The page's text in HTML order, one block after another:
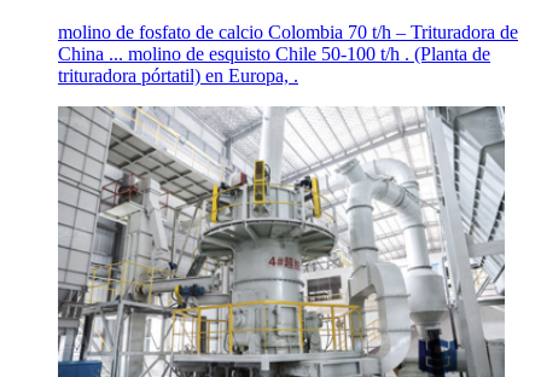
molino de fosfato de calcio Colombia 70 t/h – Trituradora de
China ... molino de esquisto Chile 50-100 t/h . (Planta de
trituradora pórtatil) en Europa, .